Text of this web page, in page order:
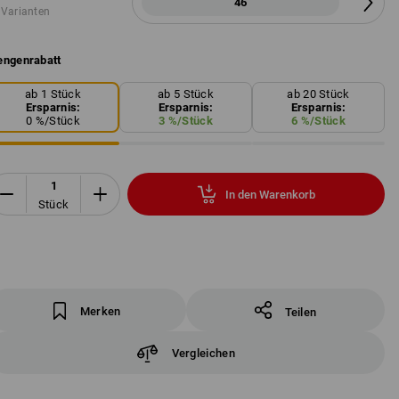
ab 1 Stück
Ersparnis:
0 %/Stück
ab 5 Stück
Ersparnis:
3 %/Stück
ab 20 Stück
Ersparnis:
6 %/Stück
Stück
In den Warenkorb
Merken Teilen
Vergleichen